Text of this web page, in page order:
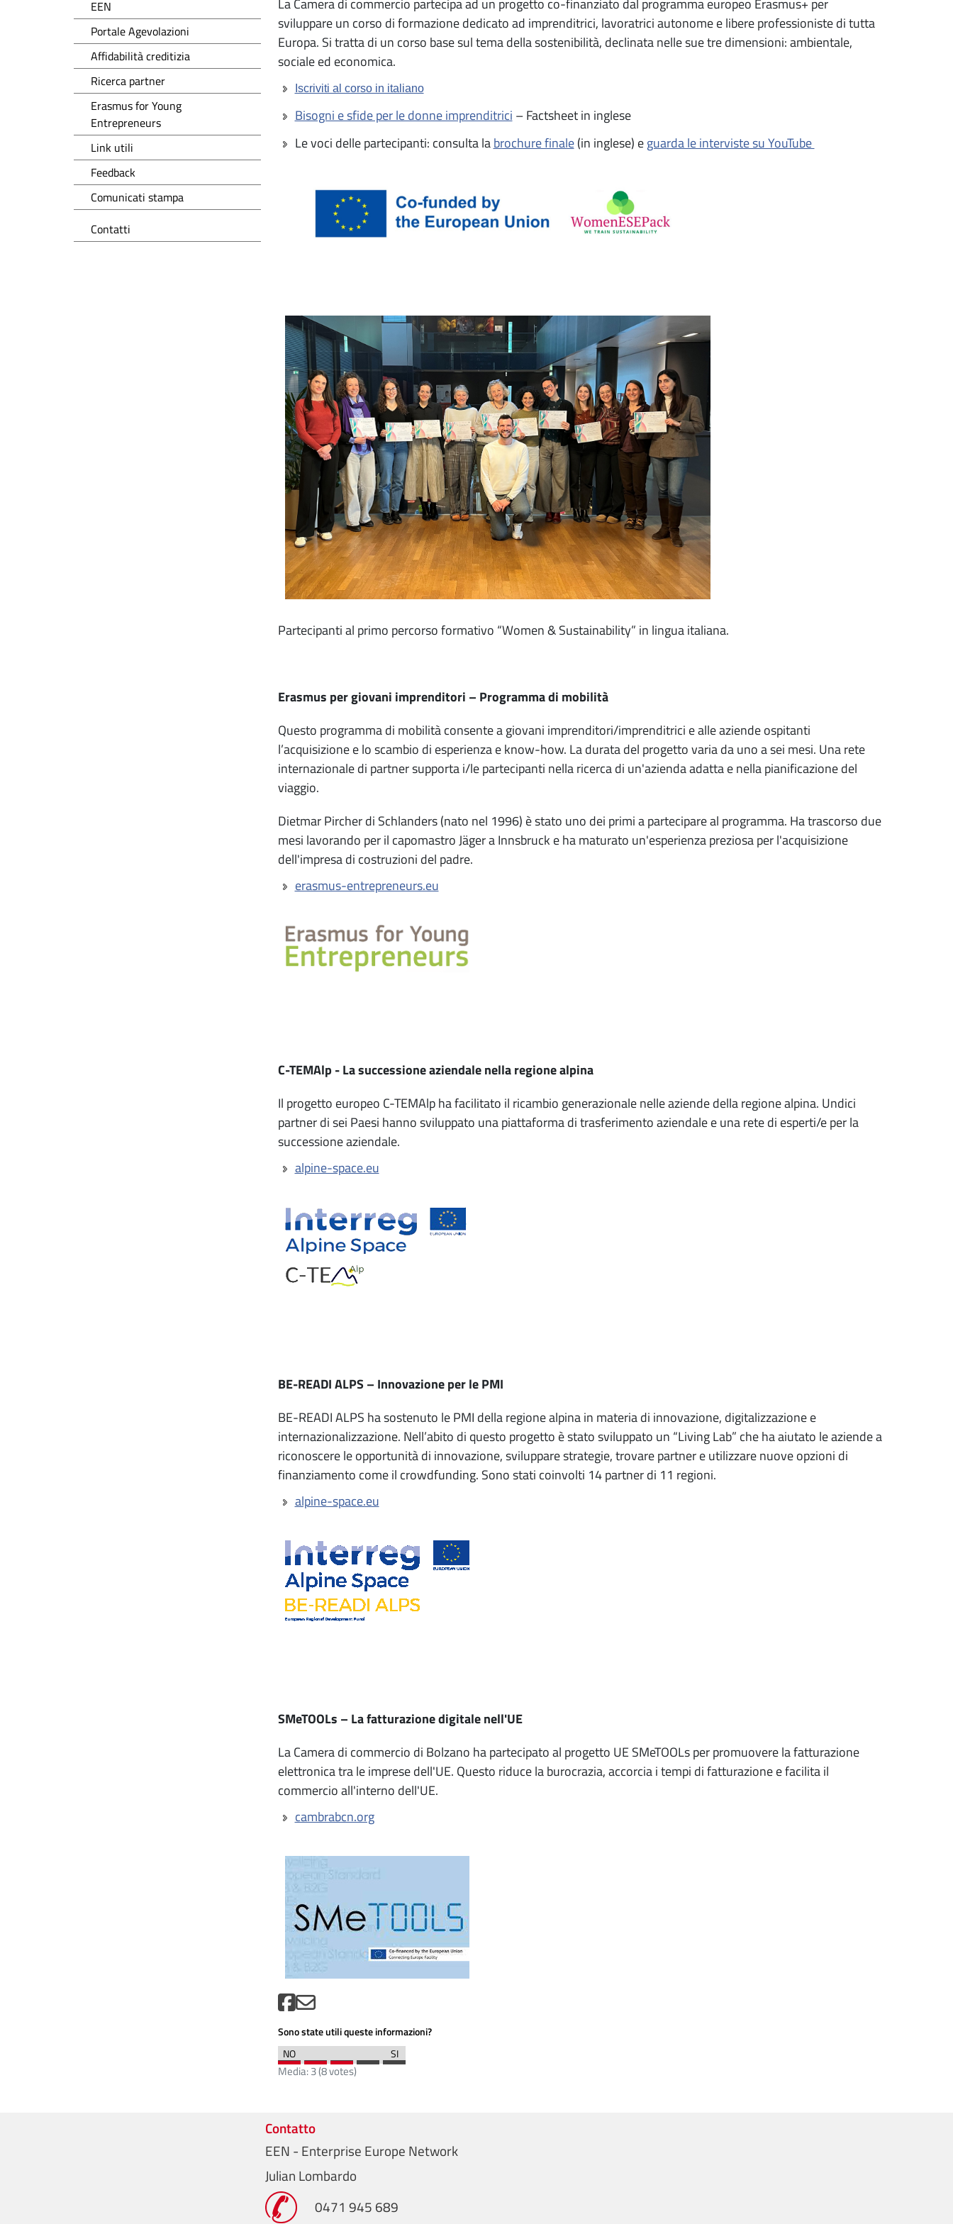
sviluppare un corso di formazione dedicato ad imprenditrici, lavoratrici autonome e libere professioniste di tutta
Europa. Si tratta di un corso base sul tema della sostenibilità, declinata nelle sue tre dimensioni: ambientale,
sociale ed economica.
Iscriviti al corso in italiano
Bisogni e sfide per le donne imprenditrici – Factsheet in inglese
Le voci delle partecipanti: consulta labrochure finale(in inglese) eguarda le interviste su YouTube
Partecipanti al primo percorso formativo “Women & Sustainability” in lingua italiana.
Erasmus per giovani imprenditori – Programma di mobilità
Questo programma di mobilità consente a giovani imprenditori/imprenditrici e alle aziende ospitanti
l’acquisizione e lo scambio di esperienza e know-how. La durata del progetto varia da uno a sei mesi. Una rete
internazionale di partner supporta i/le partecipanti nella ricerca di un'azienda adatta e nella pianificazione del
viaggio.
Dietmar Pircher di Schlanders (nato nel 1996) è stato uno dei primi a partecipare al programma. Ha trascorso due
mesi lavorando per il capomastro Jäger a Innsbruck e ha maturato un'esperienza preziosa per l'acquisizione
dell'impresa di costruzioni del padre.
erasmus-entrepreneurs.eu
C-TEMAlp - La successione aziendale nella regione alpina
Il progetto europeo C-TEMAlp ha facilitato il ricambio generazionale nelle aziende della regione alpina. Undici
partner di sei Paesi hanno sviluppato una piattaforma di trasferimento aziendale e una rete di esperti/e per la
successione aziendale.
alpine-space.eu
BE-READI ALPS – Innovazione per le PMI
BE-READI ALPS ha sostenuto le PMI della regione alpina in materia di innovazione, digitalizzazione e
internazionalizzazione. Nell’abito di questo progetto è stato sviluppato un “Living Lab” che ha aiutato le aziende a
riconoscere le opportunità di innovazione, sviluppare strategie, trovare partner e utilizzare nuove opzioni di
finanziamento come il crowdfunding. Sono stati coinvolti 14 partner di 11 regioni.
alpine-space.eu
SMeTOOLs – La fatturazione digitale nell'UE
La Camera di commercio di Bolzano ha partecipato al progetto UE SMeTOOLs per promuovere la fatturazione
elettronica tra le imprese dell'UE. Questo riduce la burocrazia, accorcia i tempi di fatturazione e facilita il
commercio all'interno dell'UE.
cambrabcn.org
Sono state utili queste informazioni?
Media:3(8votes)
EEN
Portale Agevolazioni
Affidabilità creditizia
Ricerca partner
Erasmus for Young
Entrepreneurs
Link utili
Feedback
Comunicati stampa
Contatti
Contatto
EEN - Enterprise Europe Network
Julian Lombardo
0471 945 689